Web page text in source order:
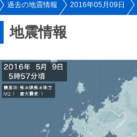
過去の地震情報 2016年05月09日
地震情報